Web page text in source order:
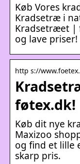
Køb Vores
Kradsetræ i
Kradsetræet |
og lave priser!
http s://
føtex.dk!
Køb dit nye
Maxizoo
og find et lille
skarp pris.